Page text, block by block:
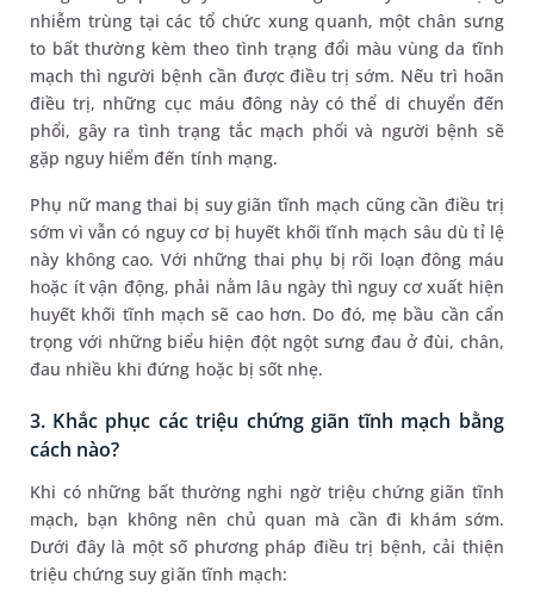
nhiễm trùng tại các tổ chức xung quanh, một chân sưng
to bất thường kèm theo tình trạng đổi màu vùng da tĩnh
mạch thì người bệnh cần được điều trị sớm. Nếu trì hoãn
điều trị, những cục máu đông này có thể di chuyển đến
phổi, gây ra tình trạng tắc mạch phổi và người bệnh sẽ
gặp nguy hiểm đến tính mạng.
Phụ nữ mang thai bị suy giãn tĩnh mạch cũng cần điều trị
sớm vì vẫn có nguy cơ bị huyết khối tĩnh mạch sâu dù tỉ lệ
này không cao. Với những thai phụ bị rối loạn đông máu
hoặc ít vận động, phải nằm lâu ngày thì nguy cơ xuất hiện
huyết khối tĩnh mạch sẽ cao hơn. Do đó, mẹ bầu cần cẩn
trọng với những biểu hiện đột ngột sưng đau ở đùi, chân,
đau nhiều khi đứng hoặc bị sốt nhẹ.
3. Khắc phục các triệu chứng giãn tĩnh mạch bằng
cách nào?
Khi có những bất thường nghi ngờ triệu chứng giãn tĩnh
mạch, bạn không nên chủ quan mà cần đi khám sớm.
Dưới đây là một số phương pháp điều trị bệnh, cải thiện
triệu chứng suy giãn tĩnh mạch: